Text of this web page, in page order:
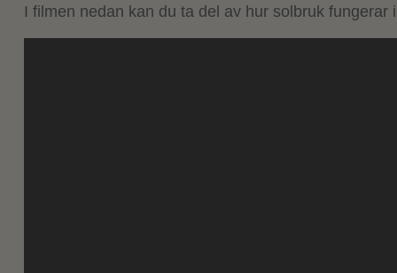
I filmen nedan kan du ta del av hur solbruk fungerar